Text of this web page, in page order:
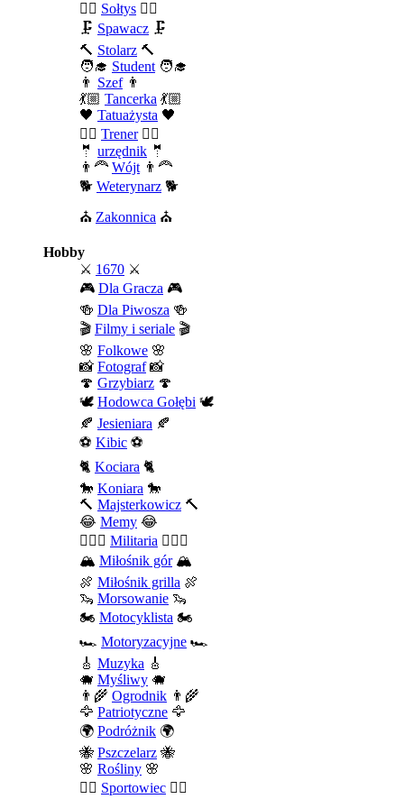
🧍‍♂️ Sołtys 🧍‍♂️
🗜️ Spawacz 🗜️
🔨 Stolarz 🔨
🧑‍🎓 Student 🧑‍🎓
👨 Szef👨
💃🏼 Tancerka 💃🏼
🖤 Tatuażysta 🖤
🏄‍♂️ Trener🏄‍♂️
🤵 urzędnik 🤵
👨‍🦰 Wójt 👨‍🦰
🐕 Weterynarz 🐕
⛪ Zakonnica ⛪
Hobby
⚔️ 1670 ⚔️
🎮 Dla Gracza 🎮
🍻 Dla Piwosza 🍻
🎬 Filmy i seriale 🎬
🌸 Folkowe 🌸
📸 Fotograf📸
🍄 Grzybiarz 🍄
🕊️ Hodowca Gołębi 🕊️
🍂 Jesieniara 🍂
⚽ Kibic ⚽
🐈 Kociara 🐈
🐎 Koniara 🐎
🔨 Majsterkowicz 🔨
😂 Memy 😂
💂🏻‍♂️ Militaria 💂🏻‍♂️
🏔️ Miłośnik gór🏔️
🍖 Miłośnik grilla 🍖
🦦 Morsowanie 🦦
🏍️ Motocyklista 🏍️
🏎️ Motoryzacyjne 🏎️
🎸 Muzyka 🎸
🐗 Myśliwy 🐗
👨‍🌾 Ogrodnik 👨‍🌾
🦅 Patriotyczne 🦅
🌍 Podróżnik 🌍
🐝 Pszczelarz 🐝
🌸 Rośliny 🌸
🤾‍♀️ Sportowiec 🤾‍♀️